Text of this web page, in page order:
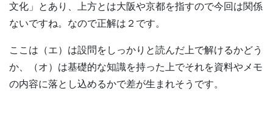
文化」とあり、上方とは大阪や京都を指すので今回は関係
ないですね。なので正解は２です。
ここは（エ）は設問をしっかりと読んだ上で解けるかどう
か、（オ）は基礎的な知識を持った上でそれを資料やメモ
の内容に落とし込めるかで差が生まれそうです。